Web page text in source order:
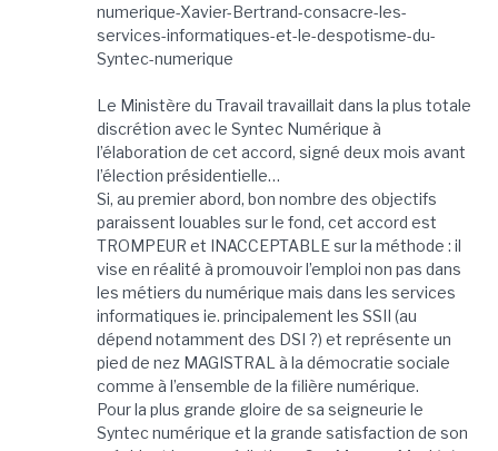
numerique-Xavier-Bertrand-consacre-les-
services-informatiques-et-le-despotisme-du-
Syntec-numerique
Le Ministère du Travail travaillait dans la plus totale
discrétion avec le Syntec Numérique à
l’élaboration de cet accord, signé deux mois avant
l’élection présidentielle…
Si, au premier abord, bon nombre des objectifs
paraissent louables sur le fond, cet accord est
TROMPEUR et INACCEPTABLE sur la méthode : il
vise en réalité à promouvoir l’emploi non pas dans
les métiers du numérique mais dans les services
informatiques ie. principalement les SSII (au
dépend notamment des DSI ?) et représente un
pied de nez MAGISTRAL à la démocratie sociale
comme à l’ensemble de la filière numérique.
Pour la plus grande gloire de sa seigneurie le
Syntec numérique et la grande satisfaction de son